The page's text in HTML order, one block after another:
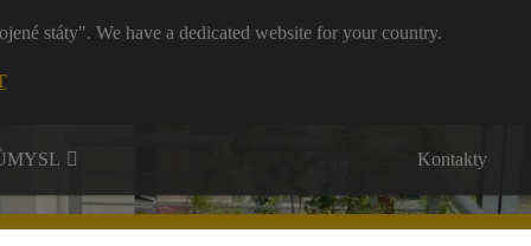
státy". We have a dedicated website for your country.
Kontakty